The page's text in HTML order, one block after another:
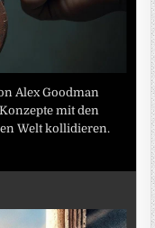
Alex Goodman
mit den
Welt kollidieren.